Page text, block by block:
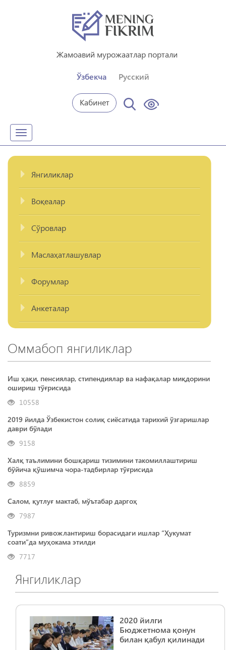
Жамоавий мурожаатлар портали
Ўзбекча Русский
Кабинет
Toggle
navigation
Янгиликлар
Воқеалар
Сўровлар
Маслаҳатлашувлар
Форумлар
Анкеталар
Оммабоп янгиликлар
Иш ҳақи, пенсиялар, стипендиялар ва нафақалар миқдорини
ошириш тўғрисида
10558
2019 йилда Ўзбекистон солиқ сиёсатида тарихий ўзгаришлар
даври бўлади
9158
Халқ таълимини бошқариш тизимини такомиллаштириш
бўйича қўшимча чора-тадбирлар тўғрисида
8859
Салом, қутлуғ мактаб, мўътабар даргоҳ
7987
Туризмни ривожлантириш борасидаги ишлар “Ҳукумат
соати”да муҳокама этилди
7717
Янгиликлар
2020 йилги
Бюджетнома қонун
билан қабул қилинади